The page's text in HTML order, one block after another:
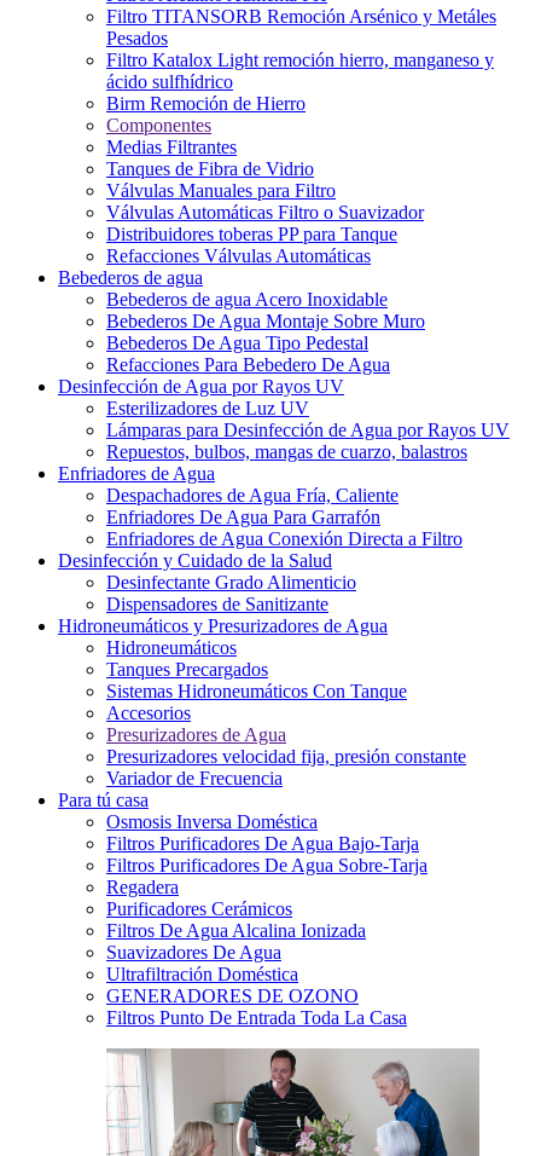
Filtro TITANSORB Remoción Arsénico y Metáles
Pesados
Filtro Katalox Light remoción hierro, manganeso y
ácido sulfhídrico
Birm Remoción de Hierro
Componentes
Medias Filtrantes
Tanques de Fibra de Vidrio
Válvulas Manuales para Filtro
Válvulas Automáticas Filtro o Suavizador
Distribuidores toberas PP para Tanque
Refacciones Válvulas Automáticas
Bebederos de agua
Bebederos de agua Acero Inoxidable
Bebederos De Agua Montaje Sobre Muro
Bebederos De Agua Tipo Pedestal
Refacciones Para Bebedero De Agua
Desinfección de Agua por Rayos UV
Esterilizadores de Luz UV
Lámparas para Desinfección de Agua por Rayos UV
Repuestos, bulbos, mangas de cuarzo, balastros
Enfriadores de Agua
Despachadores de Agua Fría, Caliente
Enfriadores De Agua Para Garrafón
Enfriadores de Agua Conexión Directa a Filtro
Desinfección y Cuidado de la Salud
Desinfectante Grado Alimenticio
Dispensadores de Sanitizante
Hidroneumáticos y Presurizadores de Agua
Hidroneumáticos
Tanques Precargados
Sistemas Hidroneumáticos Con Tanque
Accesorios
Presurizadores de Agua
Presurizadores velocidad fija, presión constante
Variador de Frecuencia
Para tú casa
Osmosis Inversa Doméstica
Filtros Purificadores De Agua Bajo-Tarja
Filtros Purificadores De Agua Sobre-Tarja
Regadera
Purificadores Cerámicos
Filtros De Agua Alcalina Ionizada
Suavizadores De Agua
Ultrafiltración Doméstica
GENERADORES DE OZONO
Filtros Punto De Entrada Toda La Casa